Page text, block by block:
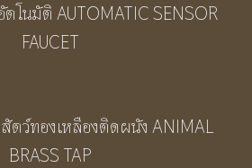
ตโนมัติ AUTOMATIC SENSOR
FAUCET
ตว์ทองเหลืองติดผนัง ANIMAL
BRASS TAP